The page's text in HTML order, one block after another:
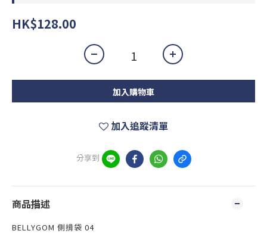
HK$128.00
加入購物車
加入追蹤清單
分享到
商品描述
BELLYGOM 側揹袋 04